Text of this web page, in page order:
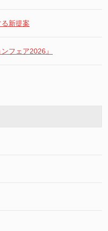
新提案
フェア2026』